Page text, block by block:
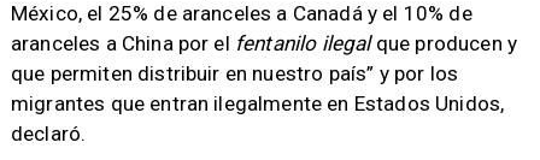
México, el 25% de aranceles a Canadá y el 10% de
aranceles a China por el fentanilo ilegalque producen y
que permiten distribuir en nuestro país” y por los
migrantes que entran ilegalmente en Estados Unidos,
declaró.